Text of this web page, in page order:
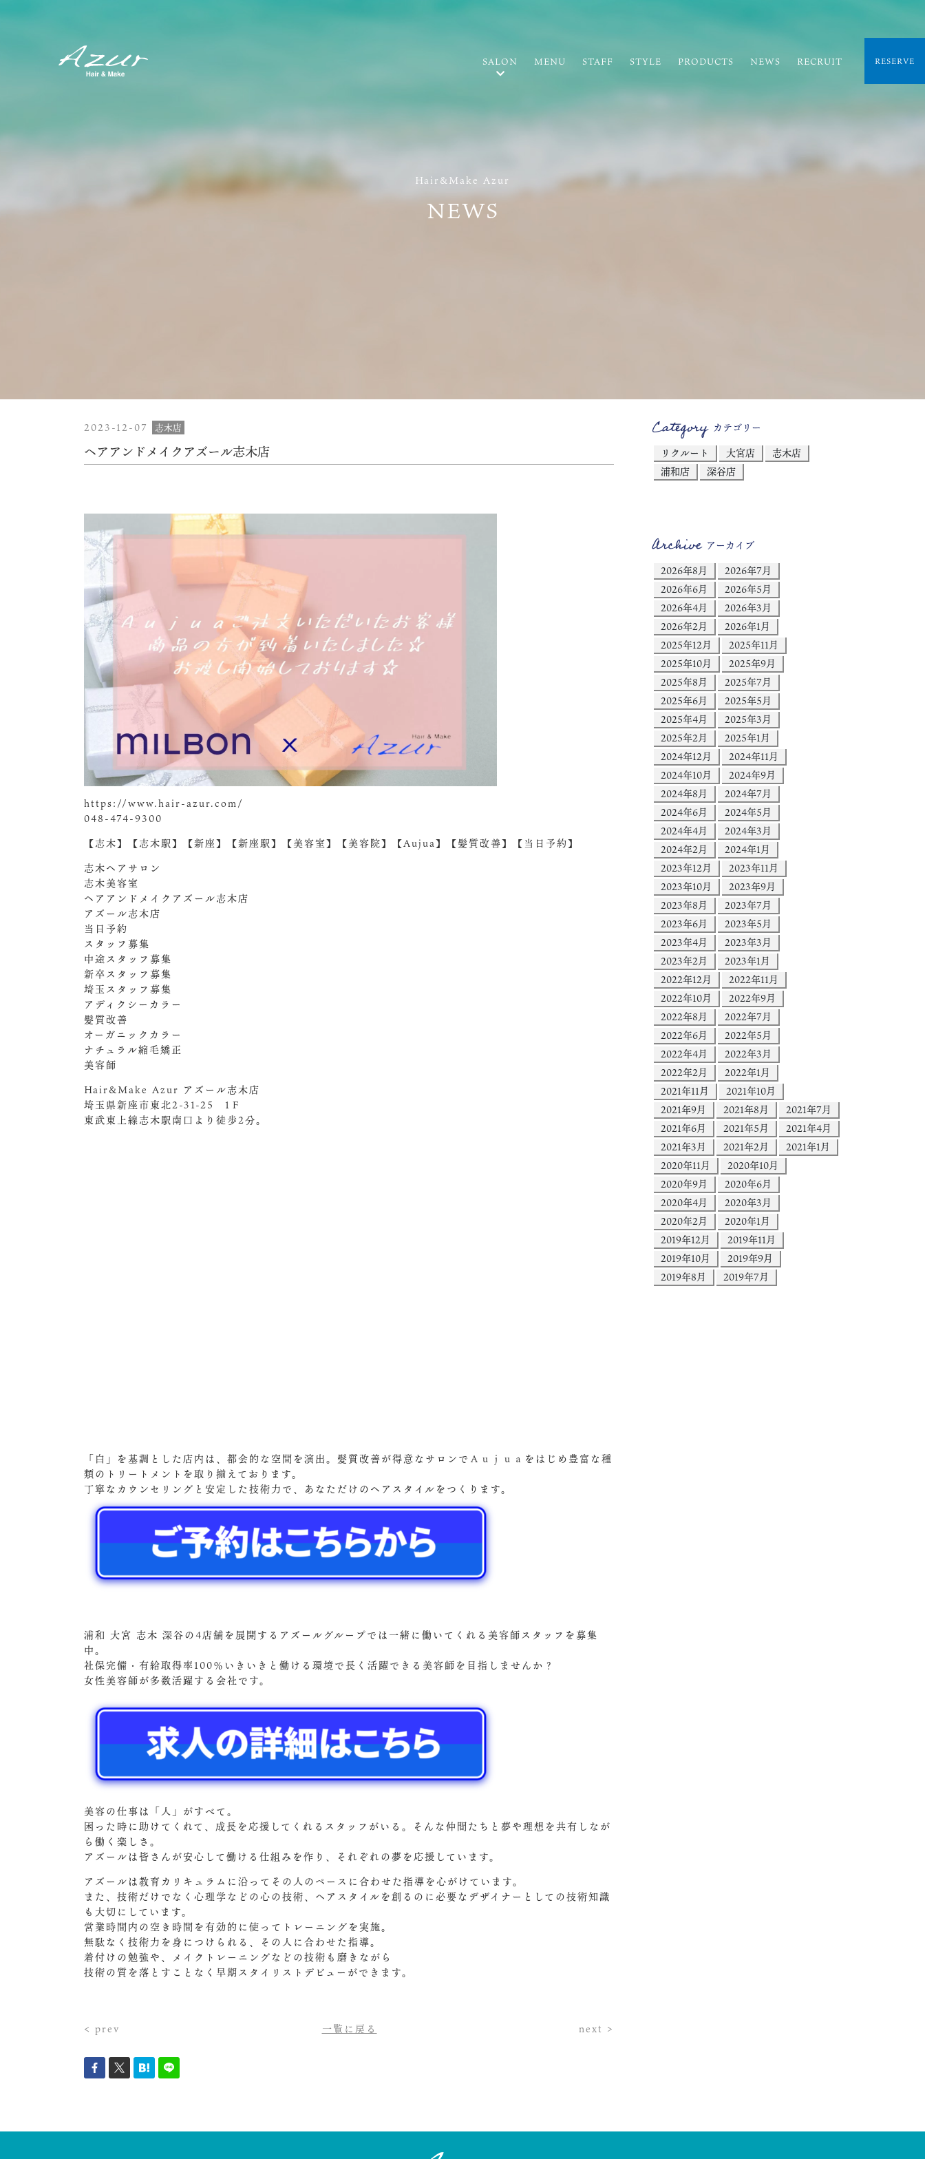
Hair&Make Azur
NEWS
SALON MENU STAFF STYLE PRODUCTS NEWS RECRUIT RESERVE
2023-12-07 志木店
ヘアアンドメイクアズール志木店
https://www.hair-azur.com/
048-474-9300
【志木】【志木駅】【新座】【新座駅】【美容室】【美容院】【Aujua】【髪質改善】【当日予約】
志木ヘアサロン
志木美容室
ヘアアンドメイクアズール志木店
アズール志木店
当日予約
スタッフ募集
中途スタッフ募集
新卒スタッフ募集
埼玉スタッフ募集
アディクシーカラー
髪質改善
オーガニックカラー
ナチュラル縮毛矯正
美容師
Hair&Make Azur アズール志木店
埼玉県新座市東北2-31-25 1Ｆ
東武東上線志木駅南口より徒歩2分。
「白」を基調とした店内は、都会的な空間を演出。髪質改善が得意なサロンでＡｕｊｕａをはじめ豊富な種
類のトリートメントを取り揃えております。
丁寧なカウンセリングと安定した技術力で、あなただけのヘアスタイルをつくります。
浦和 大宮 志木 深谷の4店舗を展開するアズールグループでは一緒に働いてくれる美容師スタッフを募集
中。
社保完備・有給取得率100％いきいきと働ける環境で長く活躍できる美容師を目指しませんか？
女性美容師が多数活躍する会社です。
美容の仕事は「人」がすべて。
困った時に助けてくれて、成長を応援してくれるスタッフがいる。そんな仲間たちと夢や理想を共有しなが
ら働く楽しさ。
アズールは皆さんが安心して働ける仕組みを作り、それぞれの夢を応援しています。
アズールは教育カリキュラムに沿ってその人のペースに合わせた指導を心がけています。
また、技術だけでなく心理学などの心の技術、ヘアスタイルを創るのに必要なデザイナーとしての技術知識
も大切にしています。
営業時間内の空き時間を有効的に使ってトレーニングを実施。
無駄なく技術力を身につけられる、その人に合わせた指導。
着付けの勉強や、メイクトレーニングなどの技術も磨きながら
技術の質を落とすことなく早期スタイリストデビューができます。
< prev 一覧に戻る next >
Categoryカテゴリー
リクルート
大宮店
志木店
浦和店
深谷店
Archiveアーカイブ
2026年8月
2026年7月
2026年6月
2026年5月
2026年4月
2026年3月
2026年2月
2026年1月
2025年12月
2025年11月
2025年10月
2025年9月
2025年8月
2025年7月
2025年6月
2025年5月
2025年4月
2025年3月
2025年2月
2025年1月
2024年12月
2024年11月
2024年10月
2024年9月
2024年8月
2024年7月
2024年6月
2024年5月
2024年4月
2024年3月
2024年2月
2024年1月
2023年12月
2023年11月
2023年10月
2023年9月
2023年8月
2023年7月
2023年6月
2023年5月
2023年4月
2023年3月
2023年2月
2023年1月
2022年12月
2022年11月
2022年10月
2022年9月
2022年8月
2022年7月
2022年6月
2022年5月
2022年4月
2022年3月
2022年2月
2022年1月
2021年11月
2021年10月
2021年9月
2021年8月
2021年7月
2021年6月
2021年5月
2021年4月
2021年3月
2021年2月
2021年1月
2020年11月
2020年10月
2020年9月
2020年6月
2020年4月
2020年3月
2020年2月
2020年1月
2019年12月
2019年11月
2019年10月
2019年9月
2019年8月
2019年7月